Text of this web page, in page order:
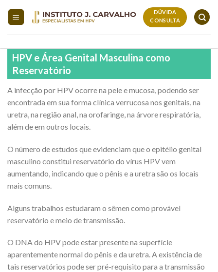
DÚVIDA
CONSULTA
HPV e Área Genital Masculina como
Reservatório
A infecção por HPV ocorre na pele e mucosa, podendo ser
encontrada em sua forma clínica verrucosa nos genitais, na
uretra, na região anal, na orofaringe, na árvore respiratória,
além de em outros locais.
O número de estudos que evidenciam que o epitélio genital
masculino constitui reservatório do vírus HPV vem
aumentando, indicando que o pênis e a uretra são os locais
mais comuns.
Alguns trabalhos estudaram o sêmen como provável
reservatório e meio de transmissão.
O DNA do HPV pode estar presente na superfície
aparentemente normal do pênis e da uretra. A existência de
tais reservatórios pode ser pré-requisito para a transmissão